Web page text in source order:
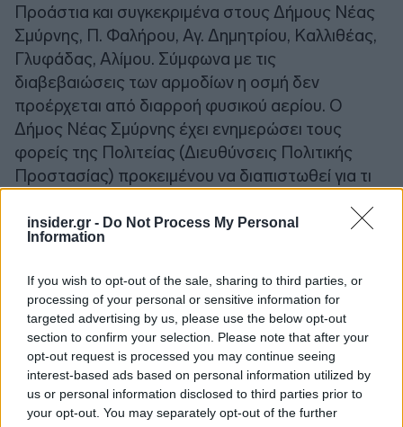
insider.gr - Do Not Process My Personal
Information
If you wish to opt-out of the sale, sharing to third parties, or
processing of your personal or sensitive information for
targeted advertising by us, please use the below opt-out
section to confirm your selection. Please note that after your
opt-out request is processed you may continue seeing
interest-based ads based on personal information utilized by
us or personal information disclosed to third parties prior to
your opt-out. You may separately opt-out of the further
Προάστια και συγκεκριμένα στους Δήμους Νέας
Σμύρνης, Π. Φαλήρου, Αγ. Δημητρίου, Καλλιθέας,
Γλυφάδας, Αλίμου. Σύμφωνα με τις
διαβεβαιώσεις των αρμοδίων η οσμή δεν
προέρχεται από διαρροή φυσικού αερίου. Ο
Δήμος Νέας Σμύρνης έχει ενημερώσει τους
φορείς της Πολιτείας (Διευθύνσεις Πολιτικής
Προστασίας) προκειμένου να διαπιστωθεί για τι
ΠΕΡΠΑ (Περιορισμός Ρύπανσης και
Εξοικονόμηση Πετρελαίου & Αερίου) πάντως έχει
δεν είναι αποτέλεσμα επικίνδυνης
περιβαλλοντικής ρύπανσης. Η μέχρι τώρα
σύσταση είναι η παραμονή σε χώρους με κλειστά
παράθυρα».